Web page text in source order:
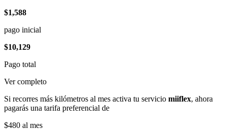
$1,588
pago inicial
$10,129
Pago total
Ver completo
Si recorres más kilómetros al mes activa tu servicio miiflex, ahora
pagarás una tarifa preferencial de
$480 al mes